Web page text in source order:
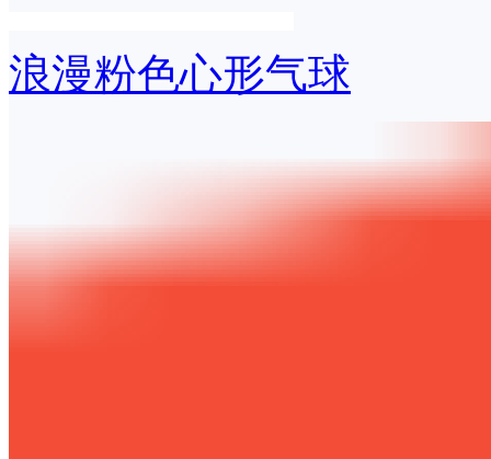
浪漫粉色心形气球